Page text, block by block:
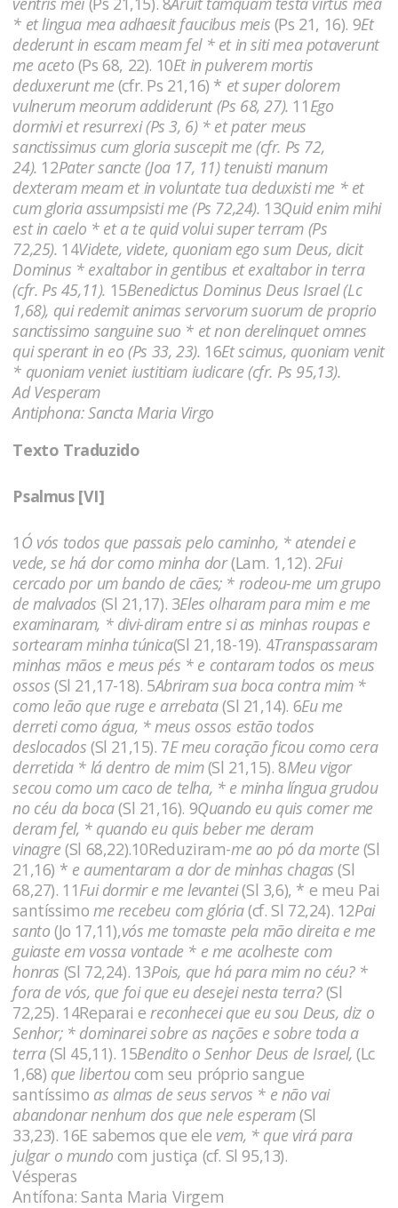
* et lingua mea adhaesit faucibus meis (Ps 21, 16). 9Et
dederunt in escam meam fel * et in siti mea potaverunt
me aceto (Ps 68, 22). 10Et in pulverem mortis
deduxerunt me(cfr. Ps 21,16) * et super dolorem
vulnerum meorum addiderunt (Ps 68, 27). 11 Ego
dormivi et resurrexi (Ps 3, 6) * et pater meus
sanctissimus cum gloria suscepit me (cfr. Ps 72,
24). 12Pater sancte (Joa 17, 11) tenuisti manum
dexteram meam et in voluntate tua deduxisti me * et
cum gloria assumpsisti me (Ps 72,24). 13Quid enim mihi
est in caelo * et a te quid volui super terram (Ps
72,25). 14Videte, videte, quoniam ego sum Deus, dicit
Dominus * exaltabor in gentibus et exaltabor in terra
(cfr. Ps 45,11). 15Benedictus Dominus Deus Israel (Lc
1,68), qui redemit animas servorum suorum de proprio
sanctissimo sanguine suo * et non derelinquet omnes
qui sperant in eo (Ps 33, 23). 16Et scimus, quoniam venit
* quoniam veniet iustitiam iudicare (cfr. Ps 95,13).
Ad Vesperam
Antiphona: Sancta Maria Virgo
Texto Traduzido
Psalmus [VI]
1 Ó vós todos que passais pelo caminho, * atendei e
vede, se há dor como minha dor(Lam. 1,12). 2Fui
cercado por um bando de cães; * rodeou-me um grupo
de malvados (Sl 21,17). 3Eles olharam para mim e me
examinaram, * divi-diram entre si as minhas roupas e
sortearam minha túnica(Sl 21,18-19). 4Transpassaram
minhas mãos e meus pés * e contaram todos os meus
ossos (Sl 21,17-18). 5Abriram sua boca contra mim *
como leão que ruge e arrebata(Sl 21,14). 6Eu me
derreti como água, * meus ossos estão todos
deslocados (Sl 21,15). 7E meu coração ficou como cera
derretida * lá dentro de mim(Sl 21,15). 8Meu vigor
secou como um caco de telha, * e minha língua grudou
no céu da boca(Sl 21,16). 9Quando eu quis comer me
deram fel, * quando eu quis beber me deram
vinagre(Sl 68,22).10Reduziram-me ao pó da morte(Sl
21,16) * e aumentaram a dor de minhas chagas(Sl
68,27). 11Fui dormir e me levantei(Sl 3,6), * e meu Pai
santíssimo me recebeu com glória(cf. Sl 72,24). 12Pai
santo (Jo 17,11),vós me tomaste pela mão direita e me
guiaste em vossa vontade * e me acolheste com
honras (Sl 72,24). 13Pois, que há para mim no céu? *
fora de vós, que foi que eu desejei nesta terra?(Sl
72,25). 14Reparai e reconhecei que eu sou Deus, diz o
Senhor; * dominarei sobre as nações e sobre toda a
terra(Sl 45,11). 15Bendito o Senhor Deus de Israel,(Lc
1,68) que libertoucom seu próprio sangue
santíssimo as almas de seus servos * e não vai
abandonar nenhum dos que nele esperam(Sl
33,23). 16E sabemos que ele vem, * que virá para
julgar o mundocom justiça (cf. Sl 95,13).
Vésperas
Antífona: Santa Maria Virgem